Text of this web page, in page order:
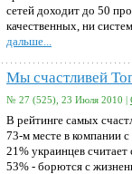
сетей доходит до 50
качественных, ни
дальше...
Мы счастливей
№ 27 (525), 23 Июля 2010 |
В рейтинге самых
73-м месте в компании
21% украинцев
53% - борются с